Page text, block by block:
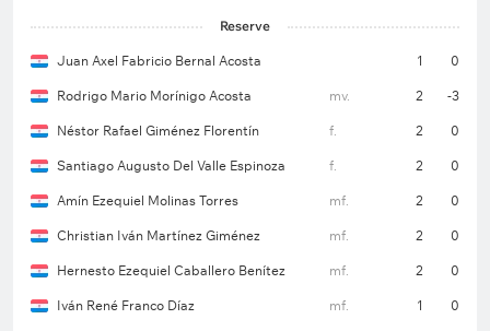
Reserve
Juan Axel Fabricio Bernal Acosta 1 0
Rodrigo Mario Morínigo Acosta mv. 2 -3
Néstor Rafael Giménez Florentín f. 2 0
Santiago Augusto Del Valle Espinoza f. 2 0
Amín Ezequiel Molinas Torres mf. 2 0
Christian Iván Martínez Giménez mf. 2 0
Hernesto Ezequiel Caballero Benítez mf. 2 0
Iván René Franco Díaz mf. 1 0